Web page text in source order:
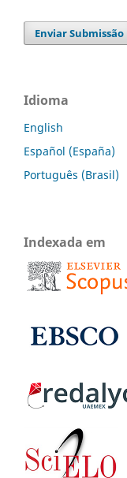
Enviar Submissão
Idioma
English
Español (España)
Português (Brasil)
Indexada em